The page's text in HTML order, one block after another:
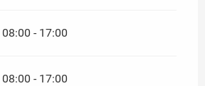
08:00 - 17:00
08:00 - 17:00